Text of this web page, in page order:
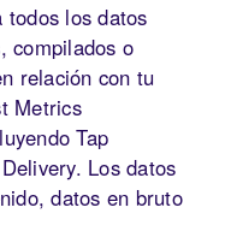
todos los datos
compilados o
relación con tu
Metrics
Tap
Los datos
datos en bruto